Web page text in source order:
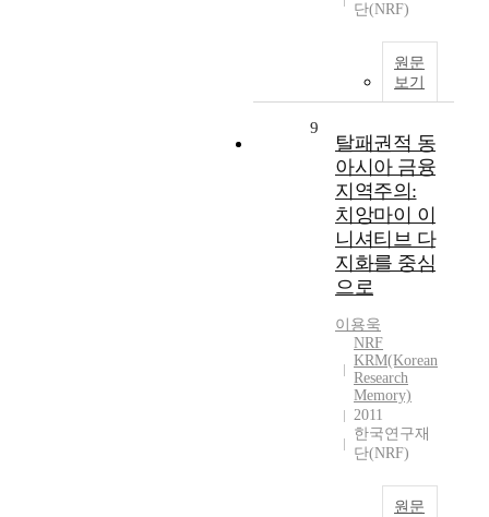
단(NRF)
원문
보기
9
탈패권적 동
아시아 금융
지역주의:
치앙마이 이
니셔티브 다
지화를 중심
으로
이용욱
NRF
KRM(Korean
Research
Memory)
2011
한국연구재
단(NRF)
원문